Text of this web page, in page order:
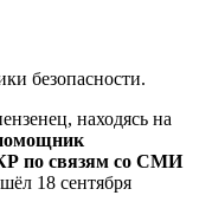
безопасности.
находясь на
по связям со СМИ
18 сентября